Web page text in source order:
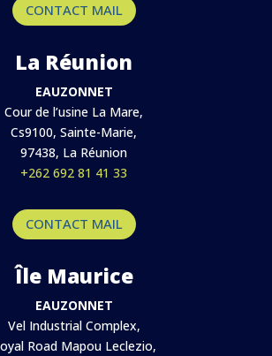
CONTACT MAIL
La Réunion
EAUZONNET
Cour de l’usine La Mare,
Cs9100, Sainte-Marie,
97438, La Réunion
+262 692 81 41 33
CONTACT MAIL
Île Maurice
EAUZONNET
Vel Industrial Complex,
Road Mapou Leclezio,